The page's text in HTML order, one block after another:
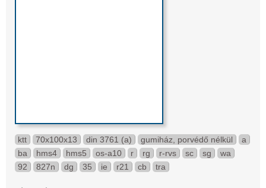
ktt 70x100x13 din 3761 (a) gumiház, porvédő nélkül
a
ba
hms4 hms5 os-a10 r rg r-rvs sc sg
wa
92
827n dg 35 ie r21 cb tra